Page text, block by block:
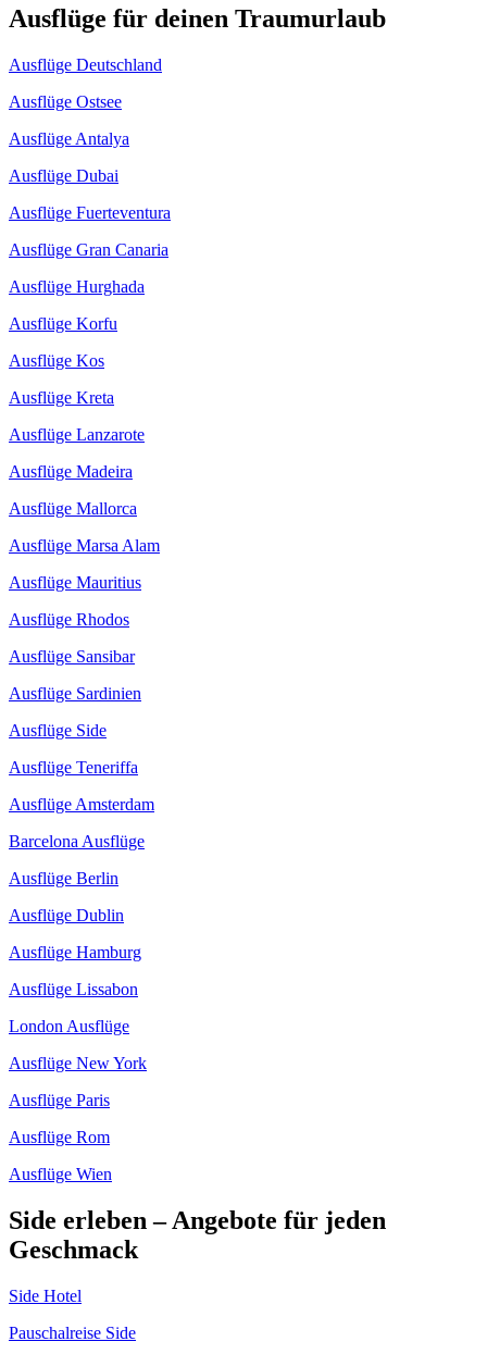
Ausflüge für deinen Traumurlaub
Ausflüge Deutschland
Ausflüge Ostsee
Ausflüge Antalya
Ausflüge Dubai
Ausflüge Fuerteventura
Ausflüge Gran Canaria
Ausflüge Hurghada
Ausflüge Korfu
Ausflüge Kos
Ausflüge Kreta
Ausflüge Lanzarote
Ausflüge Madeira
Ausflüge Mallorca
Ausflüge Marsa Alam
Ausflüge Mauritius
Ausflüge Rhodos
Ausflüge Sansibar
Ausflüge Sardinien
Ausflüge Side
Ausflüge Teneriffa
Ausflüge Amsterdam
Barcelona Ausflüge
Ausflüge Berlin
Ausflüge Dublin
Ausflüge Hamburg
Ausflüge Lissabon
London Ausflüge
Ausflüge New York
Ausflüge Paris
Ausflüge Rom
Ausflüge Wien
Side erleben – Angebote für jeden
Geschmack
Side Hotel
Pauschalreise Side